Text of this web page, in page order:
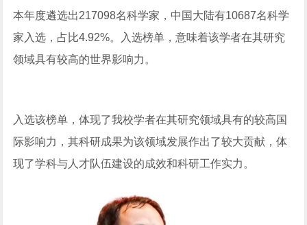
本年度遴选出217098名科学家，中国大陆有10687名科学
家入选，占比4.92%。入选榜单，意味着该学者在其研究
领域具有较高的世界影响力。
入选该榜单，体现了我校学者在其研究领域具有的较高国
际影响力，其科研成果为该领域发展作出了较大贡献，体
现了学科与人才队伍建设的成效和科研工作实力。